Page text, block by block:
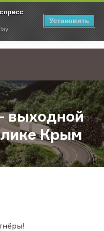
Установить
21 июня 2021 - выходной день в
выходной
Крым